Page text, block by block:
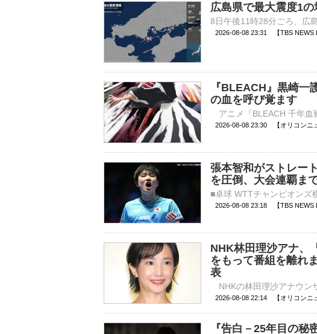
広島県で最大震度1
2026-08-08 23:31 【TBS NEWS
『BLEACH』黒崎
の血を呼び覚ます
2026-08-08 23:30 【オリコンニ
張本智和がストレー
を圧倒、大会連覇ま
2026-08-08 23:18 【TBS NEWS
NHK林田理沙アナ、
をもって番組を離れ
表
2026-08-08 22:14 【オリコンニ
『告白－25年目の